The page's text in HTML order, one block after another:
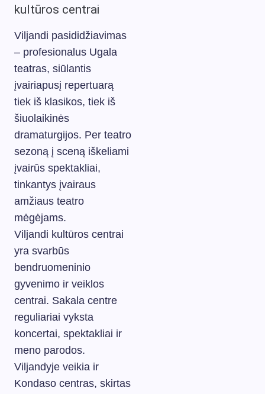
kultūros centrai
Viljandi pasididžiavimas
– profesionalus Ugala
teatras, siūlantis
įvairiapusį repertuarą
tiek iš klasikos, tiek iš
šiuolaikinės
dramaturgijos. Per teatro
sezoną į sceną iškeliami
įvairūs spektakliai,
tinkantys įvairaus
amžiaus teatro
mėgėjams.
Viljandi kultūros centrai
yra svarbūs
bendruomeninio
gyvenimo ir veiklos
centrai. Sakala centre
reguliariai vyksta
koncertai, spektakliai ir
meno parodos.
Viljandyje veikia ir
Kondaso centras, skirtas